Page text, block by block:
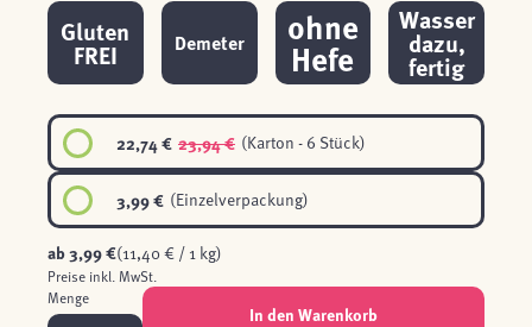
Gluten
FREI Demeter ohne
Hefe
Wasser
dazu,
fertig
22,74 € 23,94 € (Karton - 6 Stück)
3,99 € (Einzelverpackung)
ab3,99 €(11,40 € / 1 kg)
Preise inkl. MwSt.
Menge
In den Warenkorb